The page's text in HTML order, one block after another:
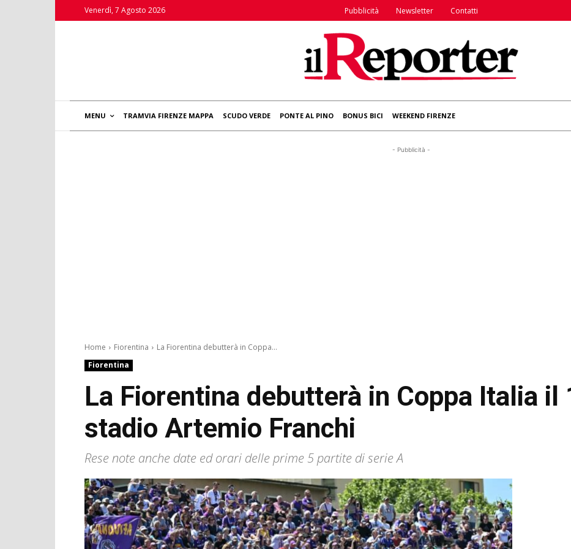
Venerdì, 7 Agosto 2026 Pubblicità Newsletter Contatti
MENU TRAMVIA FIRENZE MAPPA SCUDO VERDE PONTE AL PINO BONUS BICI WEEKEND FIRENZE
- Pubblicità -
Home Fiorentina
La Fiorentina debutterà in Coppa...
Fiorentina
La Fiorentina debutterà in Coppa Italia il
stadio Artemio Franchi
Rese note anche date ed orari delle prime 5 partite di serie A